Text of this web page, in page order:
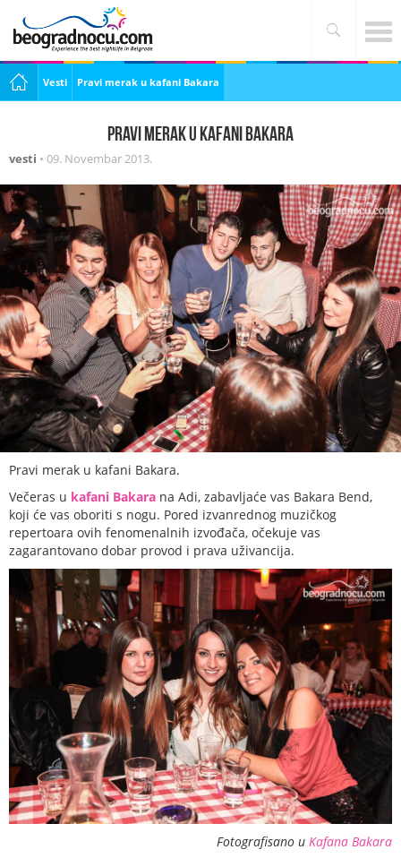
Vesti Pravi merak u kafani Bakara
Pravi merak u kafani Bakara
vesti • 09. Novembar 2013.
Pravi merak u kafani Bakara.
Večeras u kafani Bakara na Adi, zabavljaće vas Bakara Bend,
koji će vas oboriti s nogu. Pored izvanrednog muzičkog
repertoara ovih fenomenalnih izvođača, očekuje vas
zagarantovano dobar provod i prava uživancija.
Fotografisano u Kafana Bakara